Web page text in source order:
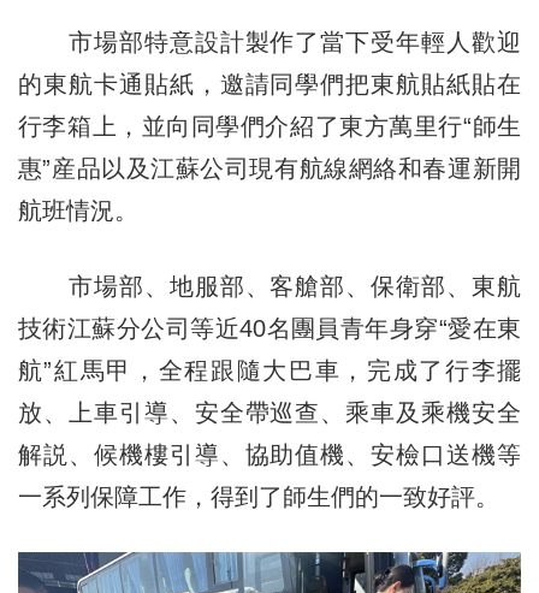
市場部特意設計製作了當下受年輕人歡迎
的東航卡通貼紙，邀請同學們把東航貼紙貼在
行李箱上，並向同學們介紹了東方萬里行“師生
惠”産品以及江蘇公司現有航線網絡和春運新開
航班情況。
市場部、地服部、客艙部、保衛部、東航
技術江蘇分公司等近40名團員青年身穿“愛在東
航”紅馬甲，全程跟隨大巴車，完成了行李擺
放、上車引導、安全帶巡查、乘車及乘機安全
解説、候機樓引導、協助值機、安檢口送機等
一系列保障工作，得到了師生們的一致好評。